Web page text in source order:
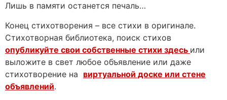
Лишь в памяти останется печаль…
Конец стихотворения – все стихи в оригинале.
Стихотворная библиотека, поиск стихов
опубликуйте свои собственные стихи здесь или
выложите в свет любое объявление или даже
стихотворение на виртуальной доске или стене
объявлений.